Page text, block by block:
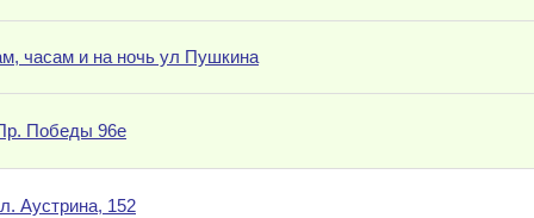
часам и на ночь ул Пушкина
Победы 96е
Аустрина, 152